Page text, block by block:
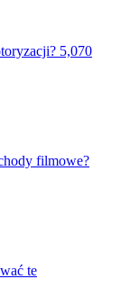
5,070
filmowe?
te